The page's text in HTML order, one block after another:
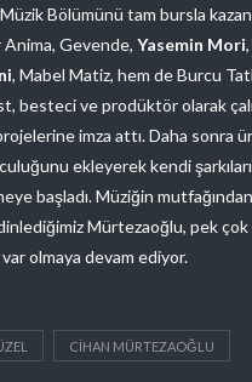
Müzik Bölümünü tam bursla
Gevende, Yasemin Mori
, Mabel Matiz, hem de Burcu
besteci ve prodüktör olarak
imza attı. Daha sonra
ekleyerek kendi
başladı. Müziğin mutfağından
Mürtezaoğlu, pek çok
olmaya devam ediyor.
CIHAN MÜRTEZAOĞLU